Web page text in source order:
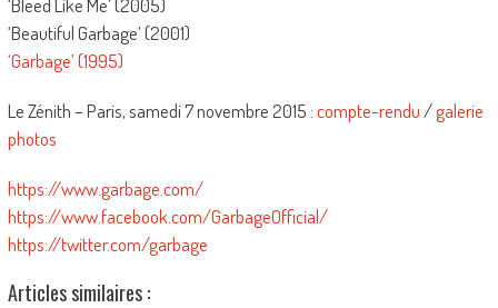
‘Bleed Like Me’ (2005)
‘Beautiful Garbage’ (2001)
‘Garbage’ (1995)
Le Zénith – Paris, samedi 7 novembre 2015 :compte-rendu/galerie
photos
https://www.garbage.com/
https://www.facebook.com/GarbageOfficial/
https://twitter.com/garbage
Articles similaires :